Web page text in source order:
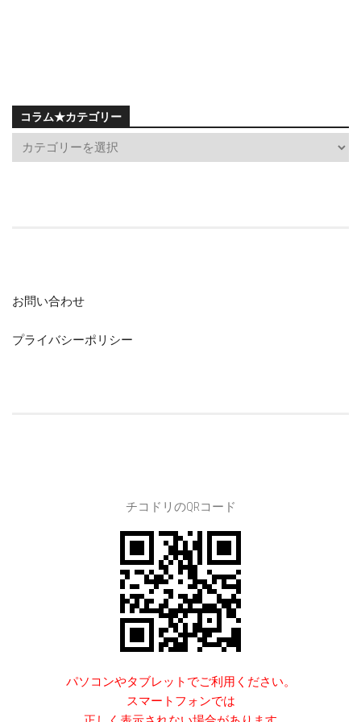
コラム★カテゴリー
お問い合わせ
プライバシーポリシー
チコドリのQRコード
パソコンやタブレットでご利用ください。
スマートフォンでは